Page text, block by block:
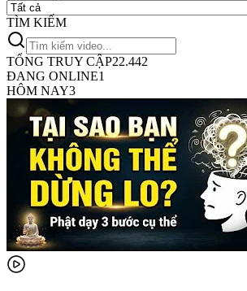
TÌM KIẾM
TỔNG TRUY CẬP22.442
ĐANG ONLINE1
HÔM NAY3